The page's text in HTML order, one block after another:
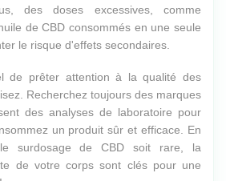
des doses excessives, comme
de CBD consommés en une seule
le risque d'effets secondaires.
de prêter attention à la qualité des
Recherchez toujours des marques
des analyses de laboratoire pour
un produit sûr et efficace. En
surdosage de CBD soit rare, la
de votre corps sont clés pour une